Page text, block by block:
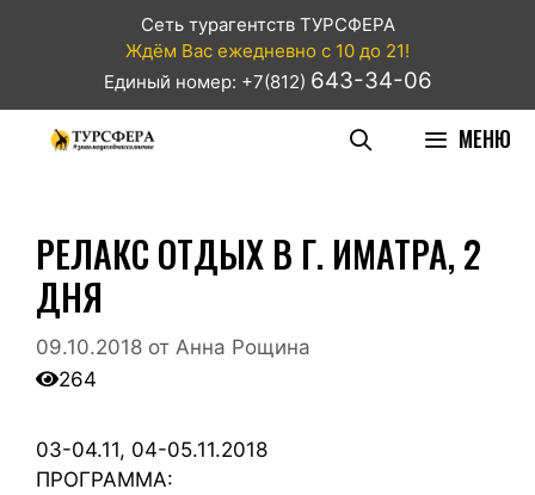
Сеть турагентств ТУРСФЕРА
Ждём Вас ежедневно с 10 до 21!
Единый номер: +7(812) 643-34-06
МЕНЮ
РЕЛАКС ОТДЫХ В Г. ИМАТРА, 2
ДНЯ
09.10.2018 от Анна Рощина
264
03-04.11, 04-05.11.2018
ПРОГРАММА: